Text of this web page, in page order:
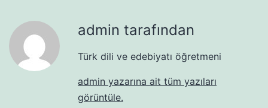
admin tarafından
Türk dili ve edebiyatı öğretmeni
admin yazarına ait tüm yazıları
görüntüle.